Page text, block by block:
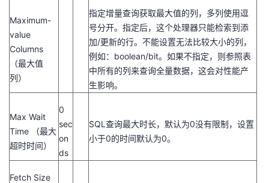
Maximum-
value
Columns
（最大值
列）
指定增量查询获取最大值的列，多列使用逗
号分开。指定后，这个处理器只能检索到添
加/更新的行。不能设置无法比较大小的列，
例如：boolean/bit。如果不指定，则参照表
中所有的列来查询全量数据，这会对性能产
生影响。
Max Wait
Time （最大
超时时间）
0
sec
on
ds
SQL查询最大时长，默认为0没有限制，设置
小于0的时间默认为0。
Fetch Size